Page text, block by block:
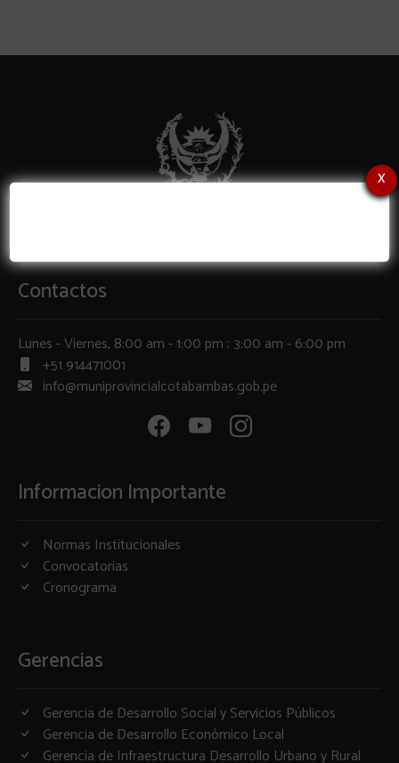
x
Contactos
Lunes - Viernes, 8:00 am - 1:00 pm ; 3:00 am - 6:00 pm
+51 914471001
info@muniprovincialcotabambas.gob.pe
Informacion Importante
Normas Institucionales
Convocatorias
Cronograma
Gerencias
Gerencia de Desarrollo Social y Servicios Públicos
Gerencia de Desarrollo Económico Local
Gerencia de Infraestructura Desarrollo Urbano y Rural